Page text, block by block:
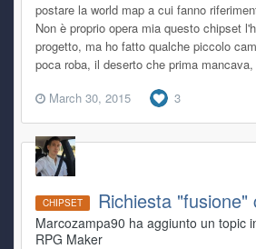
postare la world map a cui fanno
Non è proprio opera mia questo chipset
progetto, ma ho fatto qualche piccolo
poca roba, il deserto che prima
March 30, 2015
3
CHIPSET Richiesta "fusione"
Marcozampa90 ha aggiunto un topic
RPG Maker